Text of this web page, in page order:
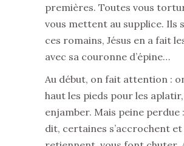
premières. Toutes vous
vous mettent au supplice. Ils
ces romains, Jésus en a fait
avec sa couronne d’épine…
Au début, on fait attention :
haut les pieds pour les
enjamber. Mais peine perdue :
dit, certaines s’accrochent et